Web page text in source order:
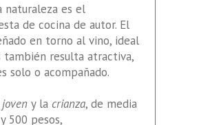
naturaleza es el
de cocina de autor. El
en torno al vino, ideal
también resulta atractiva,
solo o acompañado.
joveny la crianza, de media
500 pesos,